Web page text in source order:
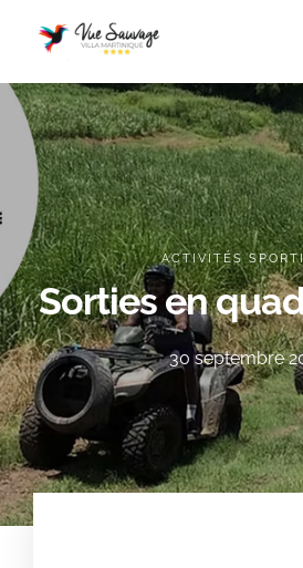
ACTIVITÉS
Sorties en
30 septembre